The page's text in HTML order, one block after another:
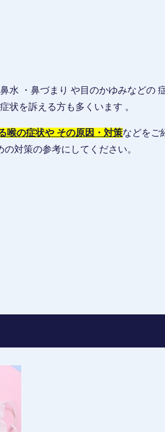
水 ・鼻づまり や目のかゆみなどの
状を訴える方も多くいます 。
喉の症状や その原因・対策などをご
対策の参考にしてください。